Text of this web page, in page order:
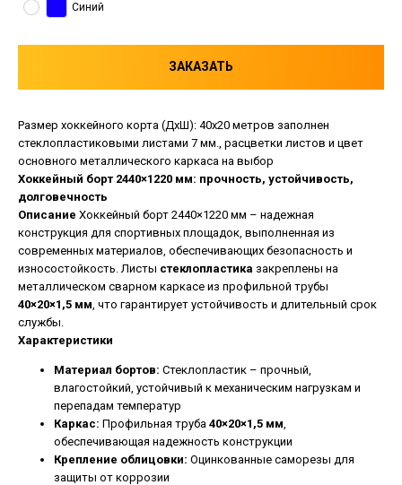
Синий
ЗАКАЗАТЬ
Размер хоккейного корта (ДхШ): 40х20 метров заполнен
стеклопластиковыми листами 7 мм., расцветки листов и цвет
основного металлического каркаса на выбор
Хоккейный борт 2440×1220 мм: прочность, устойчивость,
долговечность
Описание Хоккейный борт 2440×1220 мм – надежная
конструкция для спортивных площадок, выполненная из
современных материалов, обеспечивающих безопасность и
износостойкость. Листы стеклопластика закреплены на
металлическом сварном каркасе из профильной трубы
40×20×1,5 мм , что гарантирует устойчивость и длительный срок
службы.
Характеристики
Материал бортов: Стеклопластик – прочный,
влагостойкий, устойчивый к механическим нагрузкам и
перепадам температур
Каркас: Профильная труба 40×20×1,5 мм
обеспечивающая надежность конструкции
Крепление облицовки: Оцинкованные саморезы для
защиты от коррозии